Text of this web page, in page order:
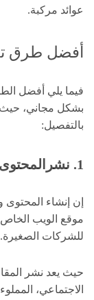
عوائد مركبة.
أفضل طرق
فيما يلي أفضل
بشكل مجاني، حيث
بالتفصيل:
1. نشرالمحتوى وتدوينه
إن إنشاء
موقع الويب
للشركات الصغيرة.
حيث يعد نشر
الاجتماعي،